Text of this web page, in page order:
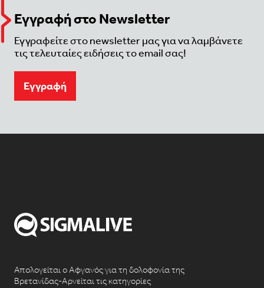
Εγγραφή στο Newsletter
Εγγραφείτε στο newsletter μας για να λαμβάνετε
τις τελευταίες ειδήσεις το email σας!
Eγγραφή
Απολογείται ο Αφγανός για τη δολοφονία της
Βρετανίδας-Αρνείται τις κατηγορίες